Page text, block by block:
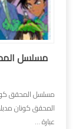
عبارة ...